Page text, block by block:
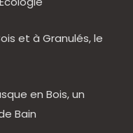
et à Granulés, le
en Bois, un
Bain